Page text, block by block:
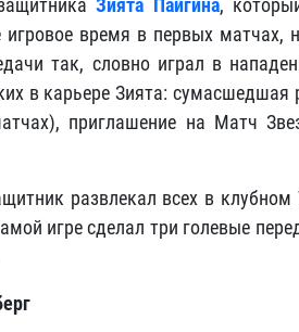
Зията Пайгина,
игровое время в первых
так, словно играл в
в карьере Зията: сумасшедшая
приглашение на Матч
развлекал всех в клубном
игре сделал три голевые